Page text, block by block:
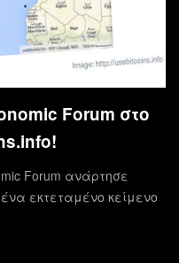
Forum στο
Forum ανάρτησε
ένα εκτεταμένο κείμενο